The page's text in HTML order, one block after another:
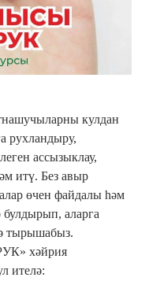
кулдан
рухландыру,
ассызыклау,
итү. Без авыр
өчен файдалы һәм
аларга
тырышабыз.
хәйрия
ителә: